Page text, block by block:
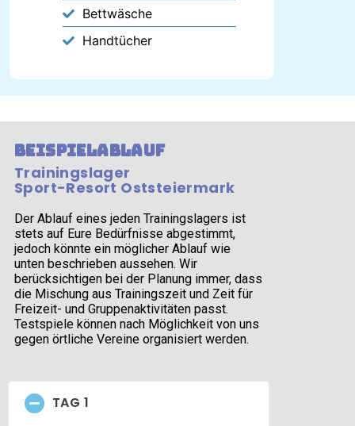
Bettwäsche
Handtücher
Beispielablauf
Trainingslager
Sport-Resort Oststeiermark
Der Ablauf eines jeden Trainingslagers ist
stets auf Eure Bedürfnisse abgestimmt,
jedoch könnte ein möglicher Ablauf wie
unten beschrieben aussehen. Wir
berücksichtigen bei der Planung immer, dass
die Mischung aus Trainingszeit und Zeit für
Freizeit- und Gruppenaktivitäten passt.
Testspiele können nach Möglichkeit von uns
gegen örtliche Vereine organisiert werden.
TAG 1